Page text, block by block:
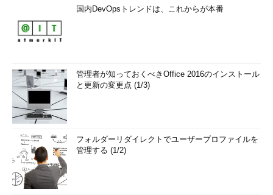
国内DevOpsトレンドは、これからが本番
管理者が知っておくべきOffice 2016のインストール
と更新の変更点 (1/3)
フォルダーリダイレクトでユーザープロファイルを
管理する (1/2)